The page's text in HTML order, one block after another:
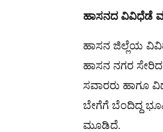
ಹಾಸನದ ವಿವಿಧೆಡೆ
ಹಾಸನ ಜಿಲ್ಲೆಯ
ಹಾಸನ ನಗರ
ಸವಾರರು ಹಾಗೂ
ಬೇಗೆಗೆ ಬೆಂದಿದ್ದ
ಮೂಡಿದೆ.